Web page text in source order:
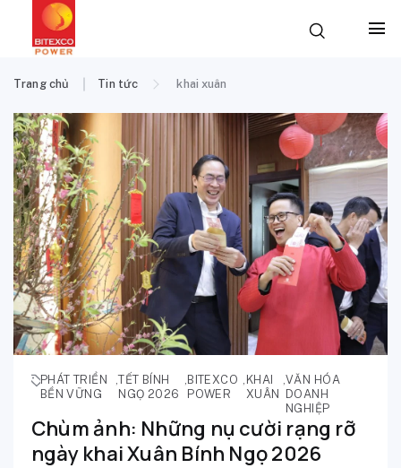
Trang chủ Tin tức khai xuân
PHÁT TRIỂN
BỀN VỮNG
,TẾT BÍNH
NGỌ 2026
, BITEXCO
POWER
, KHAI
XUÂN
,VĂN HÓA
DOANH
NGHIỆP
Chùm ảnh: Những nụ cười rạng rỡ
ngày khai Xuân Bính Ngọ 2026